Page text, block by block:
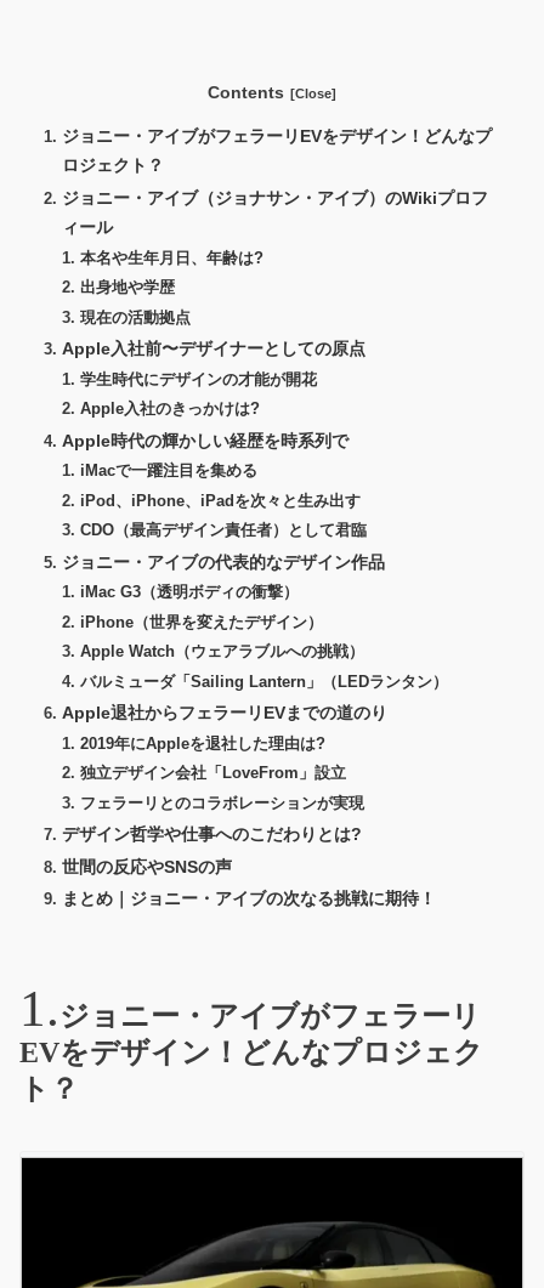
Contents
ジョニー・アイブがフェラーリEVをデザイン！どんなプ
ロジェクト？
ジョニー・アイブ（ジョナサン・アイブ）のWikiプロフ
ィール
本名や生年月日、年齢は?
出身地や学歴
現在の活動拠点
Apple入社前〜デザイナーとしての原点
学生時代にデザインの才能が開花
Apple入社のきっかけは?
Apple時代の輝かしい経歴を時系列で
iMacで一躍注目を集める
iPod、iPhone、iPadを次々と生み出す
CDO（最高デザイン責任者）として君臨
ジョニー・アイブの代表的なデザイン作品
iMac G3（透明ボディの衝撃）
iPhone（世界を変えたデザイン）
Apple Watch（ウェアラブルへの挑戦）
バルミューダ「Sailing Lantern」（LEDランタン）
Apple退社からフェラーリEVまでの道のり
2019年にAppleを退社した理由は?
独立デザイン会社「LoveFrom」設立
フェラーリとのコラボレーションが実現
デザイン哲学や仕事へのこだわりとは?
世間の反応やSNSの声
まとめ｜ジョニー・アイブの次なる挑戦に期待！
ジョニー・アイブがフェラーリ
EVをデザイン！どんなプロジェク
ト？